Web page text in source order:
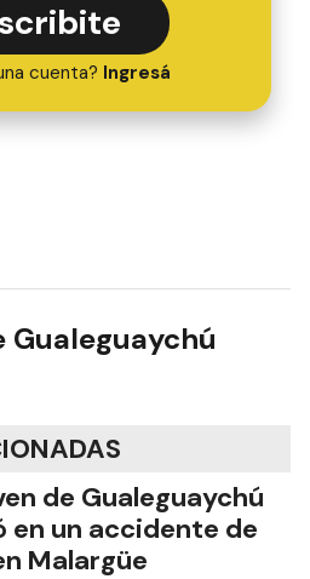
cuenta? Ingresá
Gualeguaychú
de Gualeguaychú
en un accidente de
Malargüe